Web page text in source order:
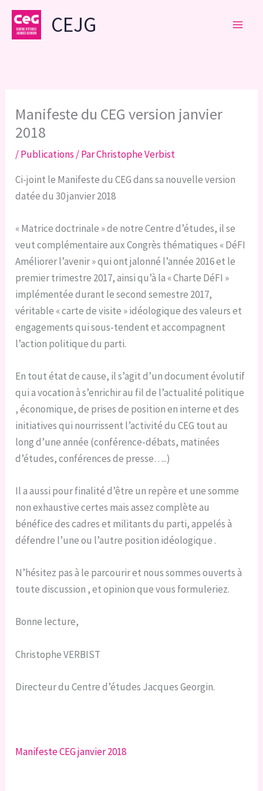
Aller
contenu
CEJG
Manifeste du CEG version janvier
2018
/Publications / ParChristophe Verbist
Ci-joint le Manifeste du CEG dans sa nouvelle version
datée du 30 janvier 2018
« Matrice doctrinale » de notre Centre d’études, il se
veut complémentaire aux Congrès thématiques « DéFI
Améliorer l’avenir » qui ont jalonné l’année 2016 et le
premier trimestre 2017, ainsi qu’à la « Charte DéFI »
implémentée durant le second semestre 2017,
véritable « carte de visite » idéologique des valeurs et
engagements qui sous-tendent et accompagnent
l’action politique du parti.
En tout état de cause, il s’agit d’un document évolutif
qui a vocation à s’enrichir au fil de l’actualité politique
, économique, de prises de position en interne et des
initiatives qui nourrissent l’activité du CEG tout au
long d’une année (conférence-débats, matinées
d’études, conférences de presse…..)
Il a aussi pour finalité d’être un repère et une somme
non exhaustive certes mais assez complète au
bénéfice des cadres et militants du parti, appelés à
défendre l’une ou l’autre position idéologique .
N’hésitez pas à le parcourir et nous sommes ouverts à
toute discussion , et opinion que vous formuleriez.
Bonne lecture,
Christophe VERBIST
Directeur du Centre d’études Jacques Georgin.
Manifeste CEG janvier 2018